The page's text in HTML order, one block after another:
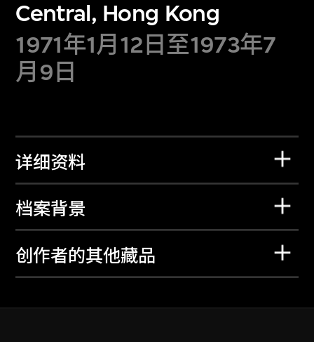
Central, Hong Kong
1971年1月12日至1973年7
月9日
详细资料
档案背景
创作者的其他藏品